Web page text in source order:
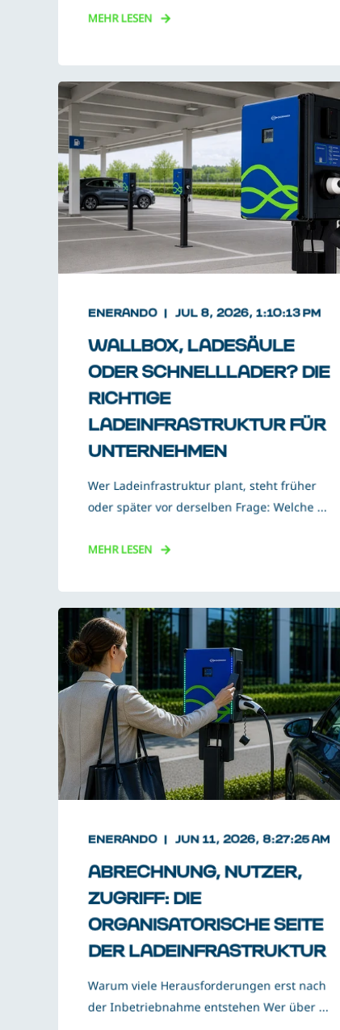
MEHR LESEN
ENERANDO JUL 8, 2026, 1:10:13 PM
WALLBOX, LADESÄULE
ODER SCHNELLLADER? DIE
RICHTIGE
LADEINFRASTRUKTUR FÜR
UNTERNEHMEN
Wer Ladeinfrastruktur plant, steht früher
oder später vor derselben Frage: Welche ...
MEHR LESEN
ENERANDO JUN 11, 2026, 8:27:25 AM
ABRECHNUNG, NUTZER,
ZUGRIFF: DIE
ORGANISATORISCHE SEITE
DER LADEINFRASTRUKTUR
Warum viele Herausforderungen erst nach
der Inbetriebnahme entstehen Wer über ...